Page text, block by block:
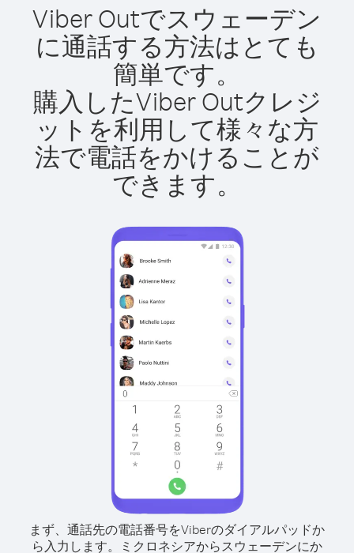
Viber Outでスウェーデン
に通話する方法はとても
簡単です。
購入したViber Outクレジ
ットを利用して様々な方
法で電話をかけることが
できます。
まず、通話先の電話番号をViberのダイアルパッドか
ら入力します。
ミクロネシアからスウェーデンにか